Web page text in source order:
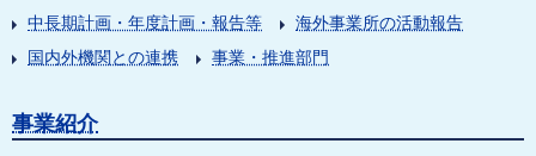
中長期計画・年度計画・報告等
海外事業所の活動報告
国内外機関との連携
事業・推進部門
事業紹介